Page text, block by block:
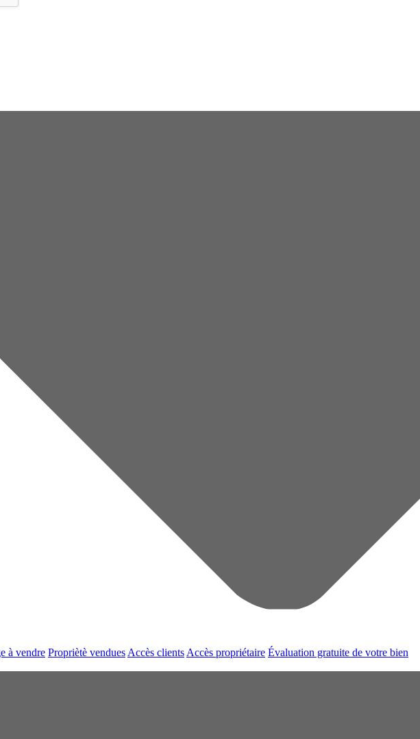
à vendre Propriètè venduesAccès clientsAccès propriétaire Évaluation gratuite de votre bien